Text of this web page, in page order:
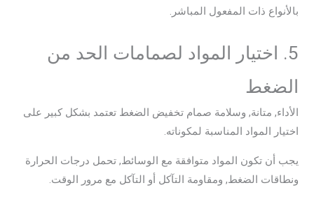
بالأنواع ذات المفعول المباشر.
5. اختيار المواد لصمامات الحد من
الضغط
الأداء, متانة, وسلامة صمام تخفيض الضغط تعتمد بشكل كبير على
اختيار المواد المناسبة لمكوناته.
يجب أن تكون المواد متوافقة مع الوسائط, تحمل درجات الحرارة
ونطاقات الضغط, ومقاومة التآكل أو التآكل مع مرور الوقت.